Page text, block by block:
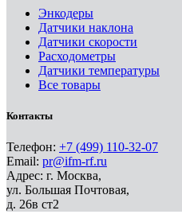
Энкодеры
Датчики наклона
Датчики скорости
Расходометры
Датчики температуры
Все товары
Контакты
Телефон: +7 (499) 110-32-07
Email: pr@ifm-rf.ru
Адрес: г. Москва,
ул. Большая Почтовая,
д. 26в ст2